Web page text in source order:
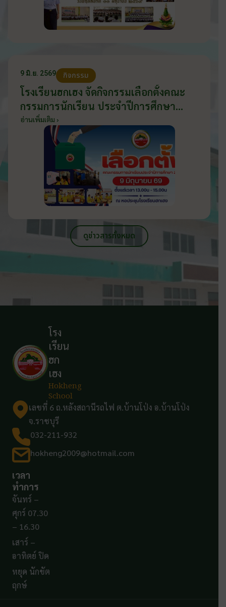
9 มิ.ย. 2569 กิจกรรม
โรงเรียนฮกเฮง จัดกิจกรรมเลือกตั้งคณะ
กรรมการนักเรียน ประจำปีการศึกษา
2569 ส่งเสริมประชาธิปไตยในโรงเรียน
วันที่ 9 มิถุนายน 2569
อ่านเพิ่มเติม ›
ดูข่าวสารทั้งหมด
โรง
เรียน
ฮก
เฮง
Hokheng
School
เลขที่ 6 ถ.หลังสถานีรถไฟ ต.บ้านโป่ง อ.บ้านโป่ง
จ.ราชบุรี
032-211-932
hokheng2009@hotmail.com
เวลา
ทำการ
จันทร์ –
ศุกร์ 07.30
– 16.30
เสาร์ –
อาทิตย์ ปิด
หยุด นักขัต
ฤกษ์